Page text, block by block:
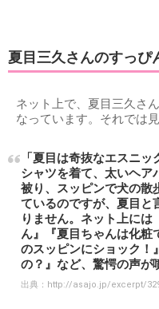
夏目三久さんのすっぴ
ネット上で、夏目三久さ
なっています。それでは
「夏目は奇抜なエスニ
シャツを着て、太いヘア
被り、スッピンで犬の散
ているのですが、夏目と
りません。ネット上には
ん』『夏目ちゃんは化粧
のスッピンにショック！
の？』など、驚愕の声が
出典： http://asajo.jp/excerpt/